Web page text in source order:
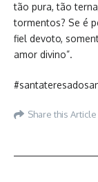
tão pura, tão
tormentos? Se é
fiel devoto,
amor divino”.
Share this Article